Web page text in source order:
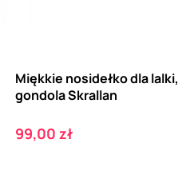
Miękkie nosidełko dla lalki,
gondola Skrallan
Cena
99,00 zł